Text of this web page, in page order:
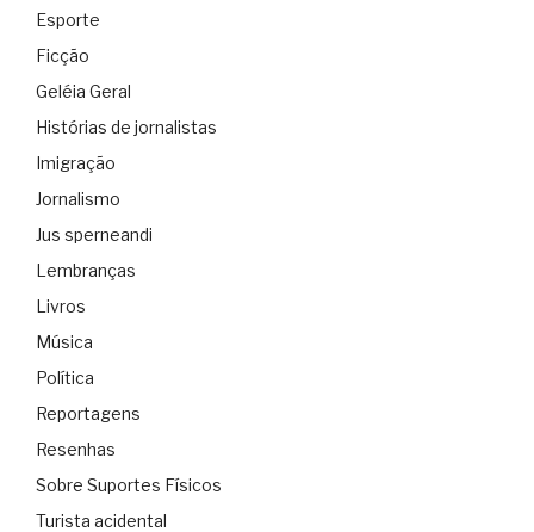
Esporte
Ficção
Geléia Geral
Histórias de jornalistas
Imigração
Jornalismo
Jus sperneandi
Lembranças
Livros
Música
Política
Reportagens
Resenhas
Sobre Suportes Físicos
Turista acidental